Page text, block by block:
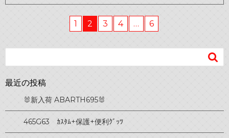
1 2 3 4 … 6

最近の投稿
🐰新入荷 ABARTH695🐰
465G63 ｶｽﾀﾑ+保護+便利ｸﾞｯﾂ